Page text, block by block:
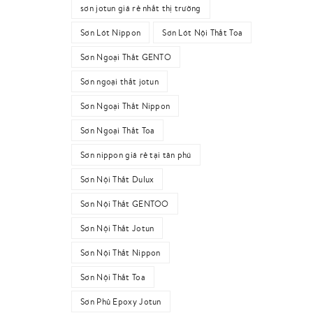
sơn jotun giá rẻ nhất thị trường
Sơn Lót Nippon Sơn Lót Nội Thất Toa
Sơn Ngoại Thất GENTO
Sơn ngoại thất jotun
Sơn Ngoại Thất Nippon
Sơn Ngoại Thất Toa
Sơn nippon giá rẻ tại tân phú
Sơn Nội Thất Dulux
Sơn Nội Thất GENTOO
Sơn Nội Thất Jotun
Sơn Nội Thất Nippon
Sơn Nội Thất Toa
Sơn Phủ Epoxy Jotun